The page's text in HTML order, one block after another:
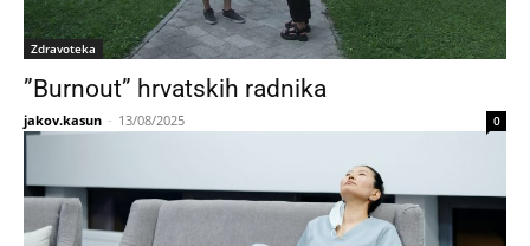
Zdravoteka
”Burnout” hrvatskih radnika
jakov.kasun - 13/08/2025 0